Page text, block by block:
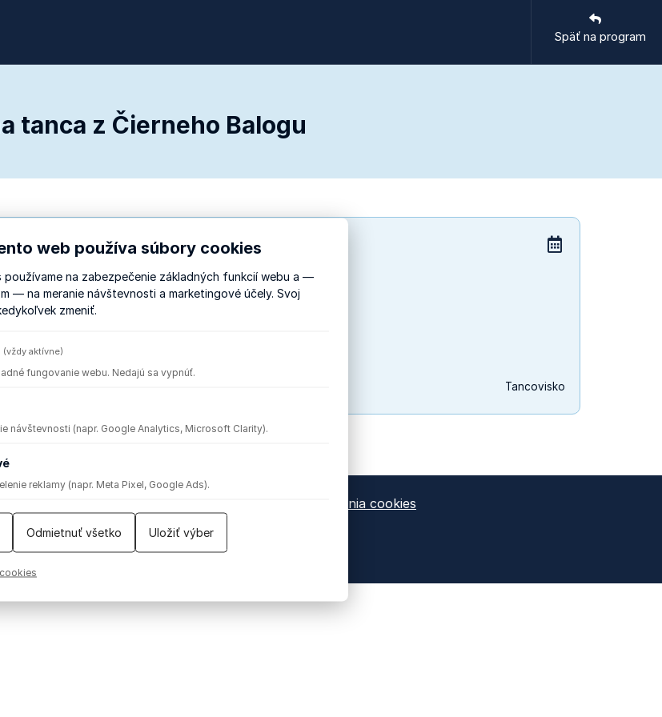
Späť na program
tanca z Čierneho Balogu
Tancovisko
Nastavenia cookies
2025 © Národné osvetové centrum
web používa súbory cookies
používame na zabezpečenie základných funkcií webu a —
— na meranie návštevnosti a marketingové účely. Svoj
zmeniť.
(vždy aktívne)
fungovanie webu. Nedajú sa vypnúť.
návštevnosti (napr. Google Analytics, Microsoft Clarity).
reklamy (napr. Meta Pixel, Google Ads).
Odmietnuť všetko Uložiť výber